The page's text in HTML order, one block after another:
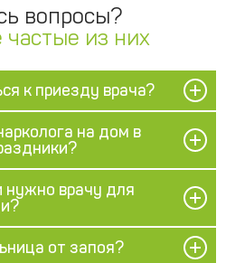
вопросы?
из них
к приезду врача?
на дом в
нужно врачу для
от запоя?